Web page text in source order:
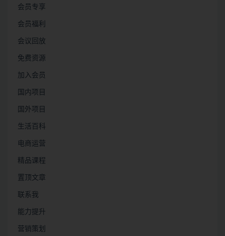
会员专享
会员福利
会议回放
免费资源
加入会员
国内项目
国外项目
生活百科
电商运营
精品课程
置顶文章
联系我
能力提升
营销策划